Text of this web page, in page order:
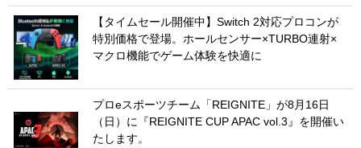
【タイムセール開催中】Switch 2対応プロコンが
特別価格で登場。ホールセンサー×TURBO連射×
マクロ機能でゲーム体験を快適に
プロeスポーツチーム「REIGNITE」が8月16日
（日）に『REIGNITE CUP APAC vol.3』を開催い
たします。